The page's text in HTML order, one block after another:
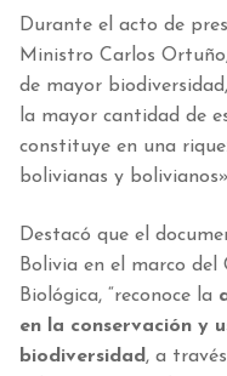
Durante el acto de
Ministro Carlos
de mayor
la mayor cantidad de
constituye en una
bolivianas y
Destacó que el
Bolivia en el marco del
Biológica, “reconoce la
en la conservación y
biodiversidad , a